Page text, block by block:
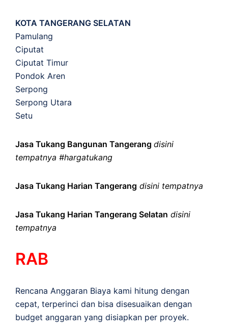
KOTA TANGERANG SELATAN
Pamulang
Ciputat
Ciputat Timur
Pondok Aren
Serpong
Serpong Utara
Setu
Jasa Tukang Bangunan Tangerang disini
tempatnya #hargatukang
Jasa Tukang Harian Tangerang disini tempatnya
Jasa Tukang Harian Tangerang Selatan disini
tempatnya
RAB
Rencana Anggaran Biaya kami hitung dengan
cepat, terperinci dan bisa disesuaikan dengan
budget anggaran yang disiapkan per proyek.